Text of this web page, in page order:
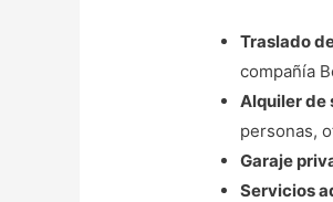
Traslado
compañía
Alquiler de
personas,
Garaje
Servicios